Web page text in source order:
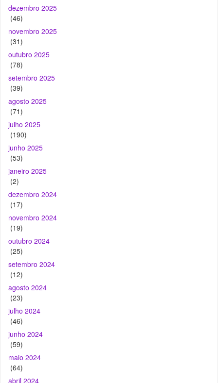
dezembro 2025
(46)
novembro 2025
(31)
outubro 2025
(78)
setembro 2025
(39)
agosto 2025
(71)
julho 2025
(190)
junho 2025
(53)
janeiro 2025
(2)
dezembro 2024
(17)
novembro 2024
(19)
outubro 2024
(25)
setembro 2024
(12)
agosto 2024
(23)
julho 2024
(46)
junho 2024
(59)
maio 2024
(64)
abril 2024